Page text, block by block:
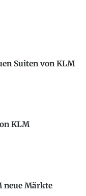
Suiten von KLM
KLM
neue Märkte